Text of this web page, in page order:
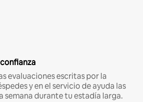
evaluaciones escritas por la
y en el servicio de ayuda las
semana durante tu estadía larga.